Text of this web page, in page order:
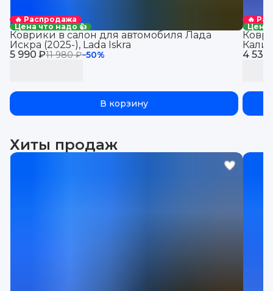
🔥 Распродажа
Цена что надо 👍
5 990 ₽11 980 ₽−50%
Коврики в салон для автомобиля Лада
Искра (2025-), Lada Iskra
В корзину
🔥
Цена
4 530
Хиты продаж